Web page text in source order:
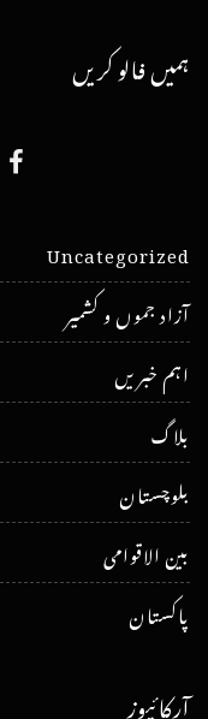
ہمیں فالو کریں
Uncategorized
آزاد جموں و کشمیر
اہم خبریں
بلاگ
بلوچستان
بین الاقوامی
پاکستان
آرکائیوز